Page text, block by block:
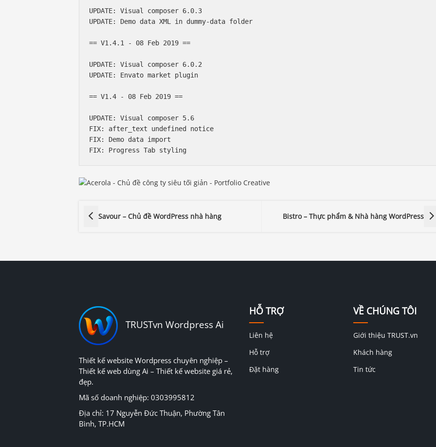
UPDATE: Visual composer 6.0.3
UPDATE: Demo data XML in dummy-data folder
== V1.4.1 - 08 Feb 2019 ==
UPDATE: Visual composer 6.0.2
UPDATE: Envato market plugin
== V1.4 - 08 Feb 2019 ==
UPDATE: Visual composer 5.6
FIX: after_text undefined notice
FIX: Demo data import
Savour – Chủ đề WordPress nhà hàng Bistro – Thực phẩm & Nhà hàng WordPress
TRUSTvn Wordpress Ai
Thiết kế website Wordpress chuyên nghiệp –
Thiết kế web dùng Ai – Thiết kế website giá rẻ,
đẹp.
Mã số doanh nghiệp: 0303995812
Địa chỉ: 17 Nguyễn Đức Thuận, Phường Tân
Bình, TP.HCM
HỖ TRỢ
Liên hệ
Hỗ trợ
Đặt hàng
VỀ CHÚNG TÔI
Giới thiệu TRUST.vn
Khách hàng
Tin tức